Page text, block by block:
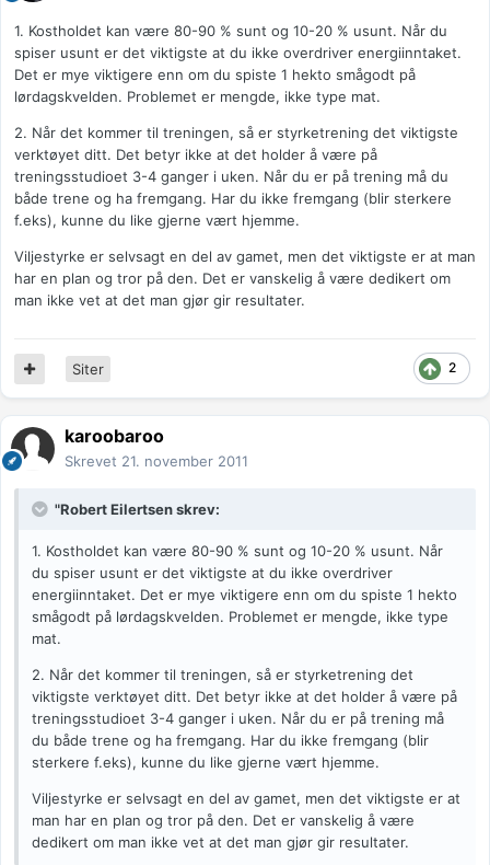
1. Kostholdet kan være 80-90 % sunt og 10-20 % usunt. Når du
spiser usunt er det viktigste at du ikke overdriver energiinntaket.
Det er mye viktigere enn om du spiste 1 hekto smågodt på
lørdagskvelden. Problemet er mengde, ikke type mat.
2. Når det kommer til treningen, så er styrketrening det viktigste
verktøyet ditt. Det betyr ikke at det holder å være på
treningsstudioet 3-4 ganger i uken. Når du er på trening må du
både trene og ha fremgang. Har du ikke fremgang (blir sterkere
f.eks), kunne du like gjerne vært hjemme.
Viljestyrke er selvsagt en del av gamet, men det viktigste er at man
har en plan og tror på den. Det er vanskelig å være dedikert om
man ikke vet at det man gjør gir resultater.
2
Siter
karoobaroo
Skrevet 21. november 2011
"Robert Eilertsen skrev:
1. Kostholdet kan være 80-90 % sunt og 10-20 % usunt. Når
du spiser usunt er det viktigste at du ikke overdriver
energiinntaket. Det er mye viktigere enn om du spiste 1 hekto
smågodt på lørdagskvelden. Problemet er mengde, ikke type
mat.
2. Når det kommer til treningen, så er styrketrening det
viktigste verktøyet ditt. Det betyr ikke at det holder å være på
treningsstudioet 3-4 ganger i uken. Når du er på trening må
du både trene og ha fremgang. Har du ikke fremgang (blir
sterkere f.eks), kunne du like gjerne vært hjemme.
Viljestyrke er selvsagt en del av gamet, men det viktigste er at
man har en plan og tror på den. Det er vanskelig å være
dedikert om man ikke vet at det man gjør gir resultater.